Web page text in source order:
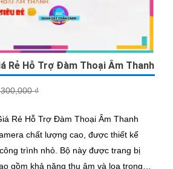
Rẻ Hỗ Trợ Đàm Thoại Âm Thanh
₫
Rẻ Hỗ Trợ Đàm Thoại Âm Thanh
chất lượng cao, được thiết kế
Bộ này được trang bị
gồm khả năng thu âm và loa trong